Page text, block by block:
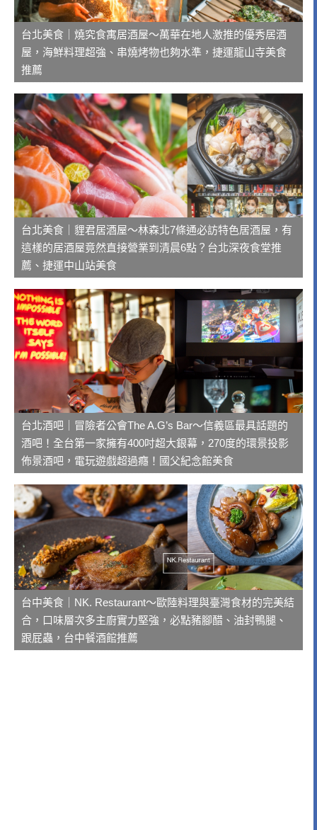
台北美食｜燒究食寓居酒屋～萬華在地人激推的優秀居酒
屋，海鮮料理超強、串燒烤物也夠水準，捷運龍山寺美食
推薦
台北美食｜貍君居酒屋～林森北7條通必訪特色居酒屋，有
這樣的居酒屋竟然直接營業到清晨6點？台北深夜食堂推
薦、捷運中山站美食
台北酒吧｜冒險者公會The A.G’s Bar～信義區最具話題的
酒吧！全台第一家擁有400吋超大銀幕，270度的環景投影
佈景酒吧，電玩遊戲超過癮！國父紀念館美食
台中美食｜NK. Restaurant～歐陸料理與臺灣食材的完美結
合，口味層次多主廚實力堅強，必點豬腳醋、油封鴨腿、
跟屁蟲，台中餐酒館推薦